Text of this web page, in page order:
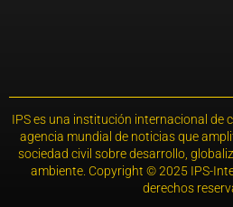
IPS es una institución internacional de
agencia mundial de noticias que
sociedad civil sobre desarrollo,
ambiente. Copyright © 2025 IPS-
derechos